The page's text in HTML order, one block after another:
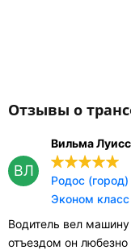
Отзывы о
ВЛ
Вильма
Родос
Эконом класс
Водитель вел
отъездом он